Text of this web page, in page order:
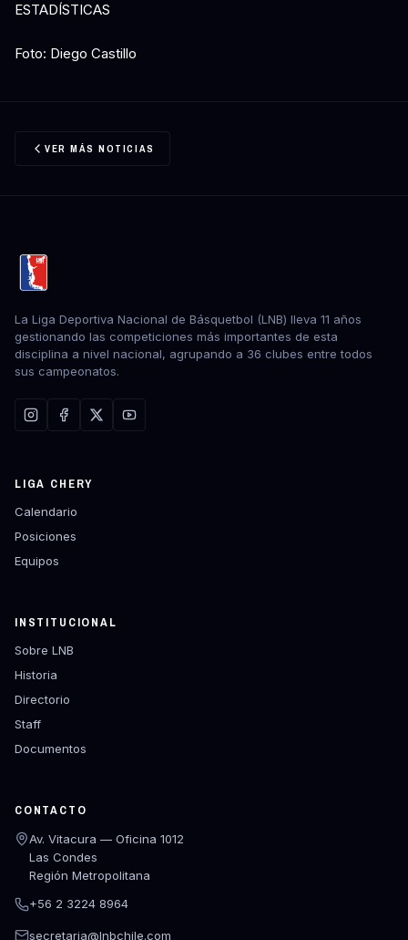
ESTADÍSTICAS
Foto: Diego Castillo
VER MÁS NOTICIAS
La Liga Deportiva Nacional de Básquetbol (LNB) lleva 11 años
gestionando las competiciones más importantes de esta
disciplina a nivel nacional, agrupando a 36 clubes entre todos
sus campeonatos.
LIGA CHERY
Calendario
Posiciones
Equipos
INSTITUCIONAL
Sobre LNB
Historia
Directorio
Staff
Documentos
CONTACTO
Av. Vitacura — Oficina 1012
Las Condes
Región Metropolitana
+56 2 3224 8964
secretaria@lnbchile.com